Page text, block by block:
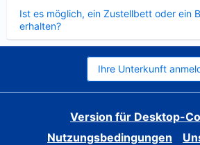
Ist es möglich, ein Zustellbett oder ein
erhalten?
Ihre Unterkunft
Version für Desktop-
Nutzungsbedingungen